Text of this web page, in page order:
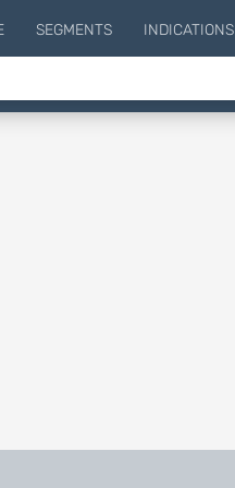
SEGMENTS INDICATIONS